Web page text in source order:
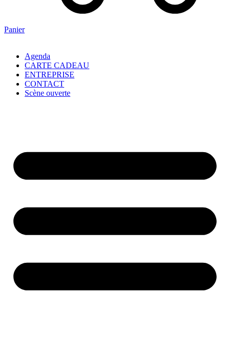
Panier
Agenda
CARTE CADEAU
ENTREPRISE
CONTACT
Scène ouverte